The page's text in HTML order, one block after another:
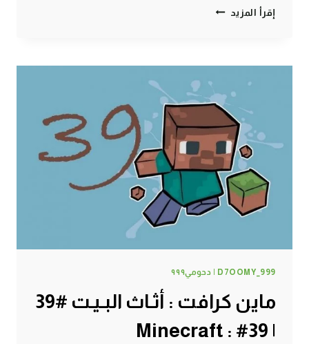
إقرأ المزيد ماين
!!
#40
40#
MINECRAFT
:
D7OOMY999
D7OOMY_999 | دحومي٩٩٩
ماين كرافت : أثـاث البـيـت #39
| 39# Minecraft :